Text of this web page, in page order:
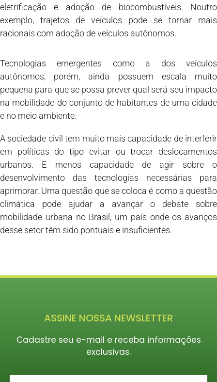
eletrificação e adoção de biocombustíveis. Noutro
exemplo, trajetos de veículos pode se tornar mais
racionais com adoção de veículos autônomos.
Tecnologias emergentes como a dos veículos
autônomos, porém, ainda possuem escala muito
pequena para que se possa prever qual será seu impacto
na mobilidade do conjunto de habitantes de uma cidade
e no meio ambiente.
A sociedade civil tem muito mais capacidade de interferir
em políticas do tipo evitar ou trocar deslocamentos
urbanos. E menos capacidade de agir sobre o
desenvolvimento das tecnologias necessárias para
aprimorar. Uma questão que se coloca é como a questão
climática pode ajudar a avançar o debate sobre
mobilidade urbana no Brasil, um país onde os avanços
desse setor têm sido pontuais e insuficientes.
ASSINE NOSSA NEWSLETTER
Cadastre seu e-mail e receba informações
exclusivas.